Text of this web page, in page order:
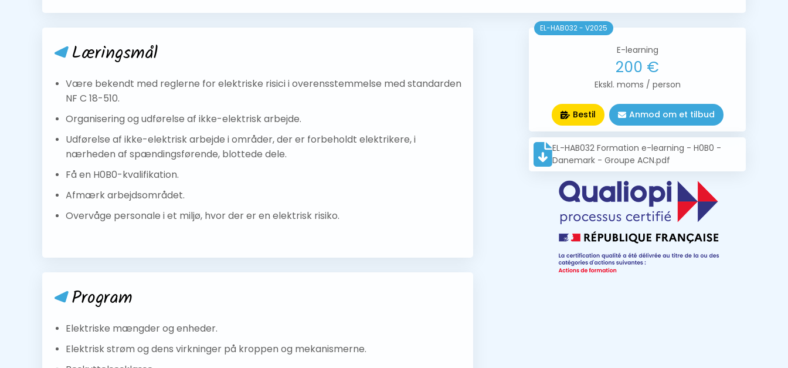
Læringsmål
Være bekendt med reglerne for elektriske risici i overensstemmelse med standarden
NF C 18-510.
Organisering og udførelse af ikke-elektrisk arbejde.
Udførelse af ikke-elektrisk arbejde i områder, der er forbeholdt elektrikere, i
nærheden af spændingsførende, blottede dele.
Få en H0B0-kvalifikation.
Afmærk arbejdsområdet.
Overvåge personale i et miljø, hvor der er en elektrisk risiko.
Program
Elektriske mængder og enheder.
Elektrisk strøm og dens virkninger på kroppen og mekanismerne.
EL-HAB032 - V2025
E-learning
200 €
Ekskl. moms / person
Bestil Anmod om et tilbud
EL-HAB032 Formation e-learning - H0B0 -
Danemark - Groupe ACN.pdf